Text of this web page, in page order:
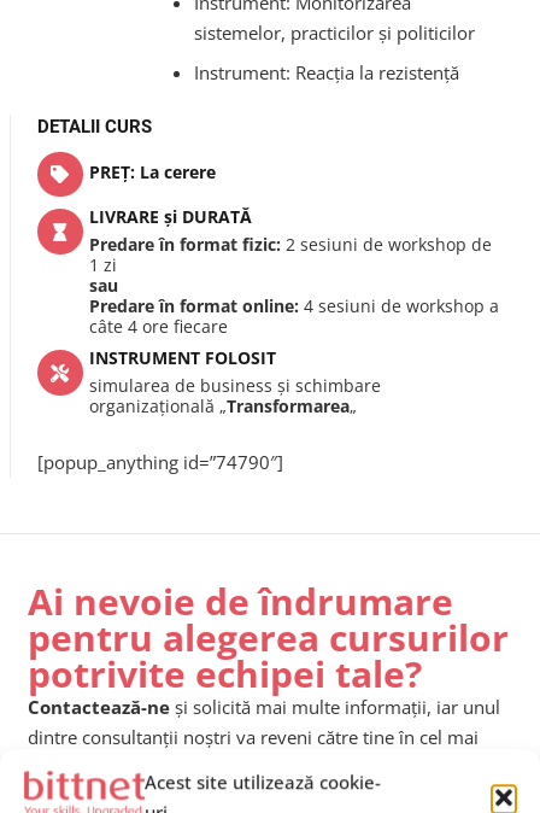
Acest site utilizează cookie-
sistemelor, practicilor şi politicilor
Instrument: Reacţia la rezistenţă
DETALII CURS
PREȚ: La cerere
LIVRARE și DURATĂ
Predare în format fizic: 2 sesiuni de workshop de
1 zi
sau
Predare în format online: 4 sesiuni de workshop a
câte 4 ore fiecare
INSTRUMENT FOLOSIT
simularea de business și schimbare
organizațională „Transformarea„
[popup_anything id=”74790″]
Ai nevoie de îndrumare
pentru alegerea cursurilor
potrivite echipei tale?
Contactează-ne și solicită mai multe informații, iar unul
dintre consultanții noștri va reveni către tine în cel mai
scurt timp posibil și îți va oferi